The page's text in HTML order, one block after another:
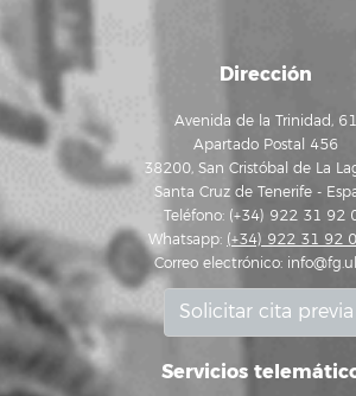
Dirección
Avenida de la Trinidad, 61
Apartado Postal 456
38200, San Cristóbal de La
Santa Cruz de Tenerife -
Teléfono: (+34) 922 31 92
Whatsapp: (+34) 922 31 92
Correo electrónico:
Solicitar cita previa
Servicios